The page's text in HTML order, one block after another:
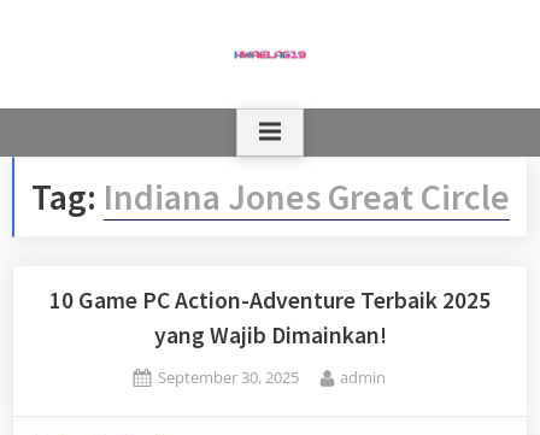
Tag: Indiana Jones Great Circle
10 Game PC Action-Adventure Terbaik 2025
yang Wajib Dimainkan!
Posted
September 30, 2025 By
admin